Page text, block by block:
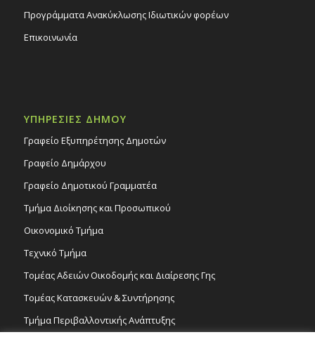
Προγράμματα Ανακύκλωσης Ιδιωτικών φορέων
Επικοινωνία
ΥΠΗΡΕΣΙΕΣ ΔΗΜΟΥ
Γραφείο Εξυπηρέτησης Δημοτών
Γραφείο Δημάρχου
Γραφείο Δημοτικού Γραμματέα
Τμήμα Διοίκησης και Προσωπικού
Οικονομικό Τμήμα
Τεχνικό Τμήμα
Τομέας Αδειών Οικοδομής και Διαίρεσης Γης
Τομέας Κατασκευών & Συντήρησης
Τμήμα Περιβαλλοντικής Ανάπτυξης